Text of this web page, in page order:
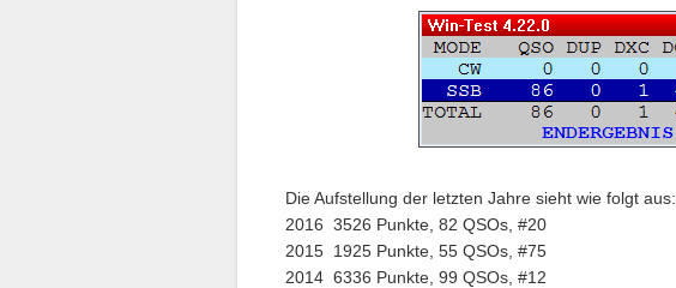
Die Aufstellung der letzten Jahre sieht wie folgt aus:
2016 3526 Punkte, 82 QSOs, #20
2015 1925 Punkte, 55 QSOs, #75
2014 6336 Punkte, 99 QSOs, #12